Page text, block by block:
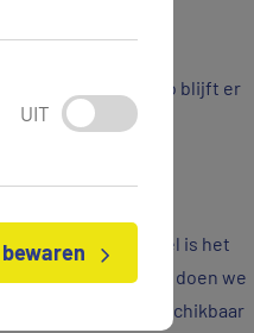
beter in balans is. Zo blijft er
inrichten. Het doel is het
blijft. Dit doen we
zoet water beschikbaar
UIT